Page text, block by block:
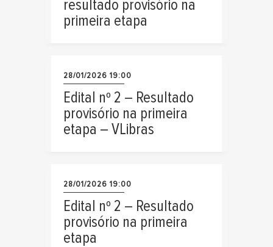
resultado provisório na
primeira etapa
28/01/2026 19:00
Edital nº 2 – Resultado
provisório na primeira
etapa – VLibras
28/01/2026 19:00
Edital nº 2 – Resultado
provisório na primeira
etapa